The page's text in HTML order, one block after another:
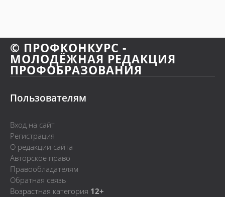
© ПРОФКОНКУРС -
МОЛОДЁЖНАЯ РЕДАКЦИЯ
ПРОФОБРАЗОВАНИЯ
Пользователям
Вход на сайт
Регистрация
О редакции сайта
Авторское право
Правообладателям
Обратная связь
Возрастная категория 12+